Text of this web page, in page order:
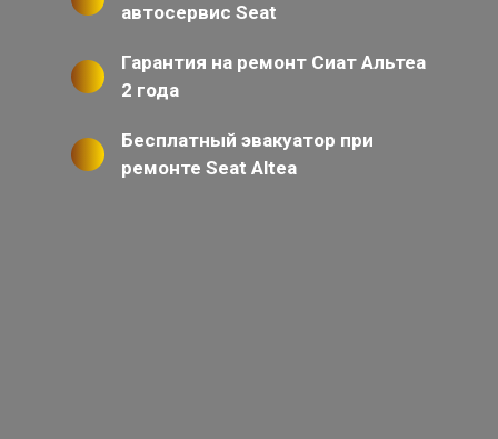
автосервис Seat
Гарантия на ремонт Сиат Альтеа
2 года
Бесплатный эвакуатор при
ремонте Seat Altea